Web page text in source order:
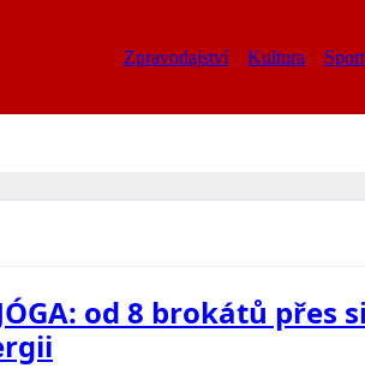
Zpravodajství Kultura Sport
od 8 brokátů přes